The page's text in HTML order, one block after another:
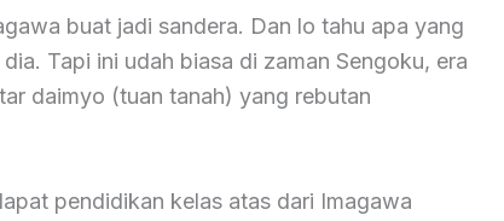
buat jadi sandera. Dan lo tahu apa yang
Tapi ini udah biasa di zaman Sengoku, era
daimyo (tuan tanah) yang rebutan
pendidikan kelas atas dari Imagawa